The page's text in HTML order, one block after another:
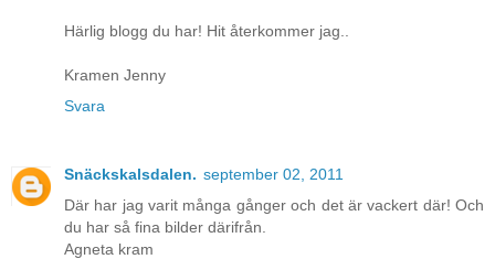
Härlig blogg du har! Hit återkommer jag..
Kramen Jenny
Svara
Snäckskalsdalen. september 02, 2011
Där har jag varit många gånger och det är vackert där! Och
du har så fina bilder därifrån.
Agneta kram